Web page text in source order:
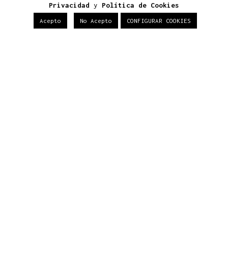
Privacidad y Política de Cookies
Acepto No Acepto CONFIGURAR COOKIES